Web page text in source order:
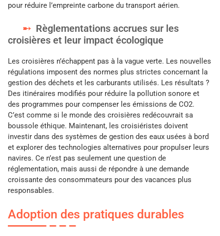
pour réduire l’empreinte carbone du transport aérien.
Règlementations accrues sur les
croisières et leur impact écologique
Les croisières n’échappent pas à la vague verte. Les nouvelles
régulations imposent des normes plus strictes concernant la
gestion des déchets et les carburants utilisés. Les résultats ?
Des itinéraires modifiés pour réduire la pollution sonore et
des programmes pour compenser les émissions de CO2.
C’est comme si le monde des croisières redécouvrait sa
boussole éthique. Maintenant, les croisiéristes doivent
investir dans des systèmes de gestion des eaux usées à bord
et explorer des technologies alternatives pour propulser leurs
navires. Ce n’est pas seulement une question de
réglementation, mais aussi de répondre à une demande
croissante des consommateurs pour des vacances plus
responsables.
Adoption des pratiques durables